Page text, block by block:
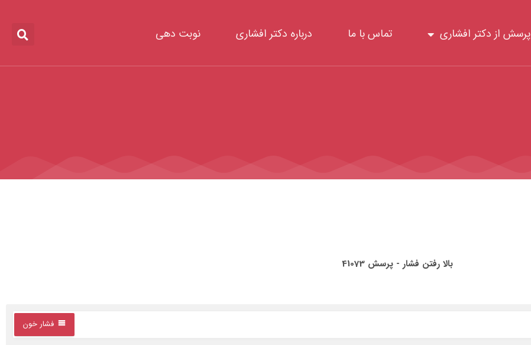
پرسش از دکتر افشاری تماس با ما درباره دکتر افشاری نوبت دهی
بالا رفتن فشار - پرسش 41073
فشار خون